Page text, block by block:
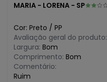
MARIA - LORENA - SP
Cor: Preto / PP
Avaliação geral do produto:
Largura: Bom
Comprimento: Bom
Comentário:
Ruim